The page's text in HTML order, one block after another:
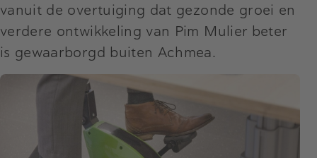
vanuit de overtuiging dat gezonde groei en
verdere ontwikkeling van Pim Mulier beter
is gewaarborgd buiten Achmea.